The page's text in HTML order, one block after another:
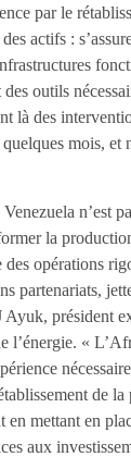
par le
actifs :
des outils
là des
mois, et
n’est
la
opérations
partenariats,
Ayuk, président
l’énergie. «
de la
en mettant en
aux